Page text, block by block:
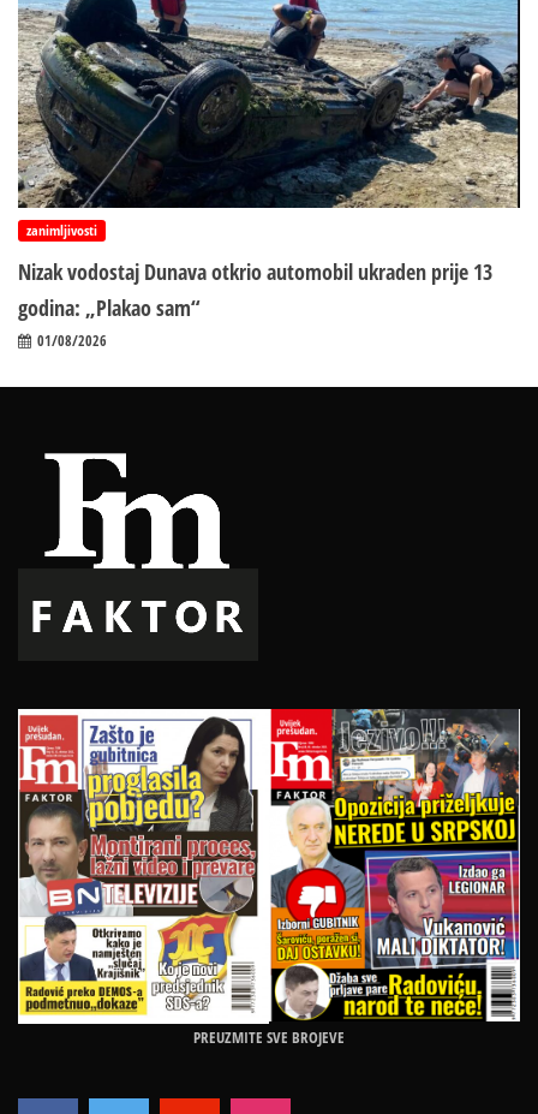
zanimljivosti
Nizak vodostaj Dunava otkrio automobil ukraden prije 13
godina: „Plakao sam“
01/08/2026
PREUZMITE SVE BROJEVE